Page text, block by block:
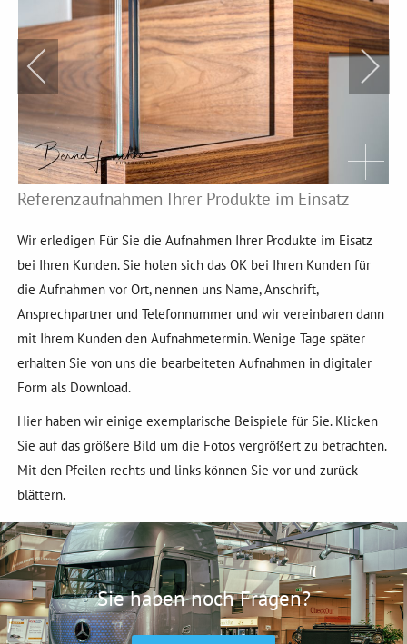
Referenzaufnahmen Ihrer Produkte im Einsatz
Wir erledigen Für Sie die Aufnahmen Ihrer Produkte im Eisatz
bei Ihren Kunden. Sie holen sich das OK bei Ihren Kunden für
die Aufnahmen vor Ort, nennen uns Name, Anschrift,
Ansprechpartner und Telefonnummer und wir vereinbaren dann
mit Ihrem Kunden den Aufnahmetermin. Wenige Tage später
erhalten Sie von uns die bearbeiteten Aufnahmen in digitaler
Form als Download.
Hier haben wir einige exemplarische Beispiele für Sie. Klicken
Sie auf das größere Bild um die Fotos vergrößert zu betrachten.
Mit den Pfeilen rechts und links können Sie vor und zurück
blättern.
Sie haben noch Fragen?